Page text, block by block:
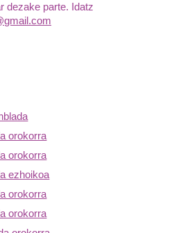
dezake parte. Idatz
orokorra
orokorra
ezhoikoa
orokorra
orokorra